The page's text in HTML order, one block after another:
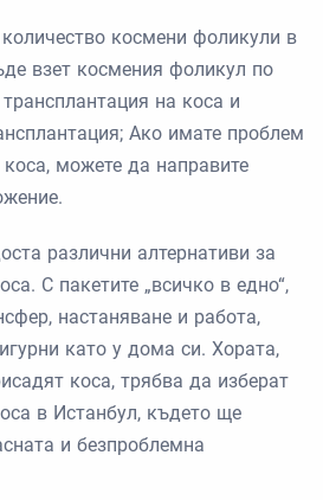
космени фоликули в
взет космения фоликул по
на коса и
Ако имате проблем
можете да направите
различни алтернативи за
С пакетите „всичко в едно“,
настаняване и работа,
като у дома си. Хората,
коса, трябва да изберат
в Истанбул, където ще
и безпроблемна